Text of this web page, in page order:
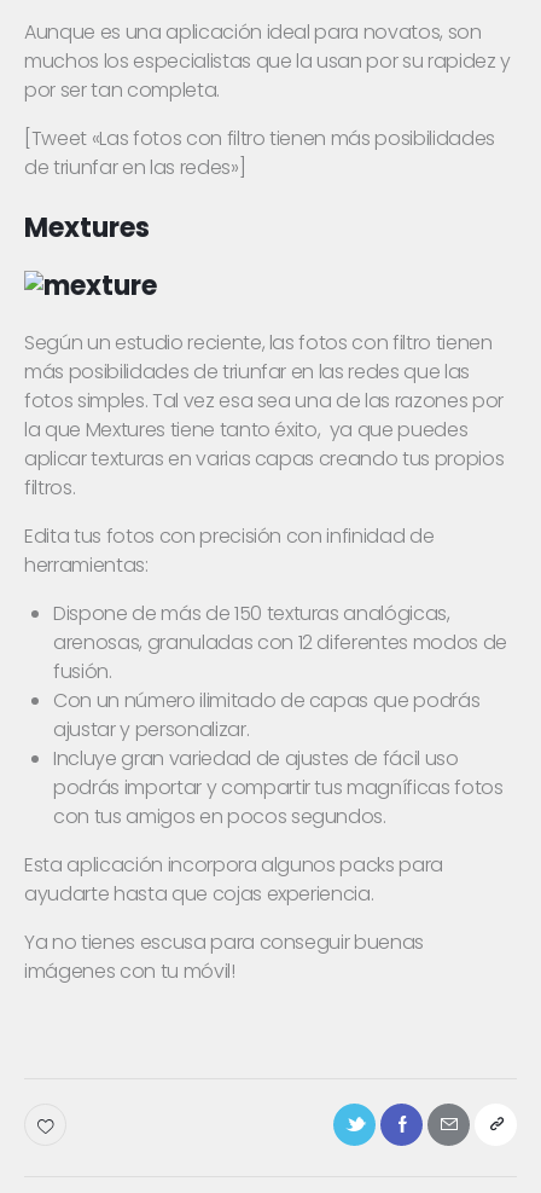
Aunque es una aplicación ideal para novatos, son
muchos los especialistas que la usan por su rapidez y
por ser tan completa.
[Tweet «Las fotos con filtro tienen más posibilidades
de triunfar en las redes»]
Mextures
Según un estudio reciente, las fotos con filtro tienen
más posibilidades de triunfar en las redes que las
fotos simples. Tal vez esa sea una de las razones por
la que Mextures tiene tanto éxito, ya que puedes
aplicar texturas en varias capas creando tus propios
filtros.
Edita tus fotos con precisión con infinidad de
herramientas:
Dispone de más de 150 texturas analógicas,
arenosas, granuladas con 12 diferentes modos de
fusión.
Con un número ilimitado de capas que podrás
ajustar y personalizar.
Incluye gran variedad de ajustes de fácil uso
podrás importar y compartir tus magníficas fotos
con tus amigos en pocos segundos.
Esta aplicación incorpora algunos packs para
ayudarte hasta que cojas experiencia.
Ya no tienes escusa para conseguir buenas
imágenes con tu móvil!